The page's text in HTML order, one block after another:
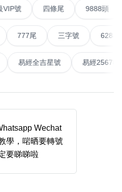
9字頭 6字頭
無4字
二字號
三字號
清除全部分類
超級VIP號 四條尾
尾 三字號 6288頭
選風水號 易經全吉星號
Wechat
學，啱晒要轉號
要睇睇啦